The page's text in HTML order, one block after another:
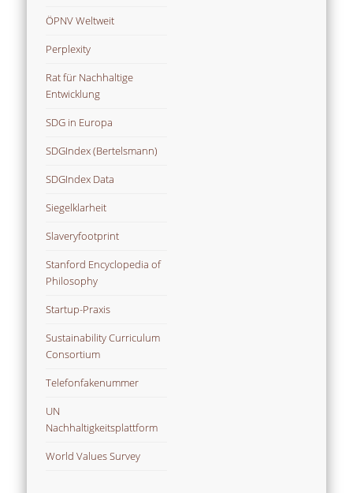
ÖPNV Weltweit
Perplexity
Rat für Nachhaltige
Entwicklung
SDG in Europa
SDGIndex (Bertelsmann)
SDGIndex Data
Siegelklarheit
Slaveryfootprint
Stanford Encyclopedia of
Philosophy
Startup-Praxis
Sustainability Curriculum
Consortium
Telefonfakenummer
UN
Nachhaltigkeitsplattform
World Values Survey